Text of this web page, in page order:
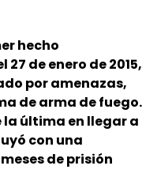
hecho
de enero de 2015,
por amenazas,
de arma de fuego.
la última en llegar a
con una
de prisión